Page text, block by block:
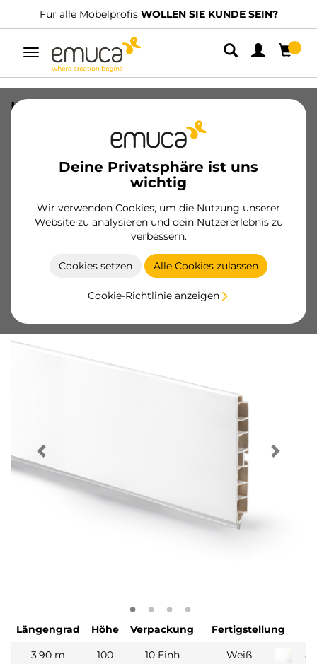
Für alle Möbelprofis WOLLEN SIE KUNDE SEIN?
Umschaltbare
Navigation
Deine Privatsphäre ist uns
wichtig
Wir verwenden Cookies, um die Nutzung unserer
Website zu analysieren und dein Nutzererlebnis zu
verbessern.
Cookies setzen Alle Cookies zulassen
Cookie-Richtlinie anzeigen
Küchensockelleiste Plasline , Länge
3,9m, Höhe 100mm, Kunststoff und
Aluminium, weiss lackiert
8060112/EAN 8432393135939
Wesentliche Produkte
Werden Sie Kunde
Längengrad Höhe Verpackung Fertigstellung
3,90 m
100 10 Einh Weiß